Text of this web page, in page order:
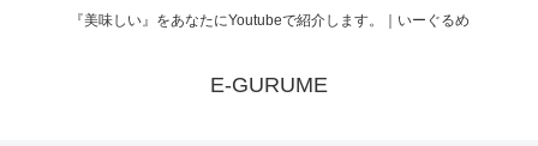
『美味しい』をあなたにYoutubeで紹介します。｜いーぐるめ
E-GURUME